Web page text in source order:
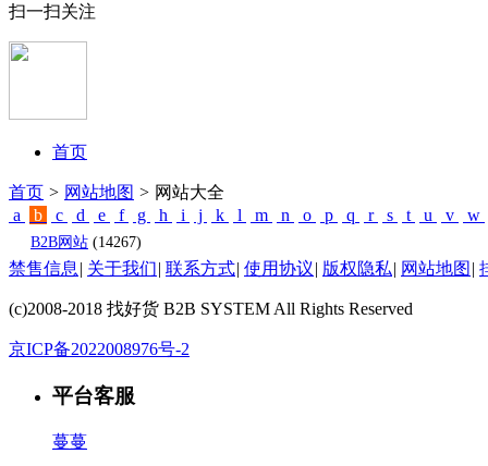
扫一扫关注
首页
首页 > 网站地图 > 网站大全
a
b c d e f g h i j k l m n o p q r s t u v w
B2B网站 (14267)
禁售信息 | 关于我们| 联系方式| 使用协议| 版权隐私| 网站地图 |
(c)2008-2018 找好货 B2B SYSTEM All Rights Reserved
京ICP备2022008976号-2
平台客服
蔓蔓